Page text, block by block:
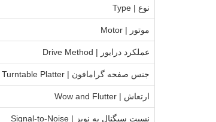
نوع | Type
موتور | Motor
عملکرد درایور | Drive Method
جنس صفحه گرامافون | Turntable Platter
ارتعاش | Wow and Flutter
نسبت سیگنال به نویز | Signal-to-Noise